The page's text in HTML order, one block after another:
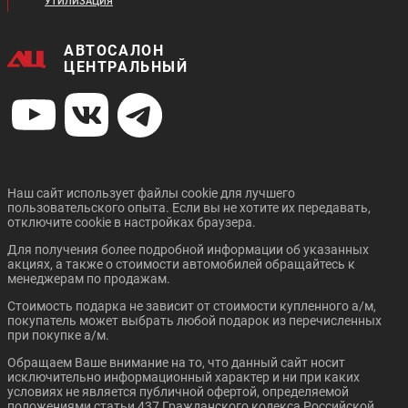
Цена от:
1 573 410 ₽
FORD FIESTA СЕДАН
Цена от:
584 910 ₽
В кредит от:
FORD FOCUS СЕДАН
Цена от:
770 310 ₽
В кредит от:
АВТОСАЛОН
ЦЕНТРАЛЬНЫЙ
Наш сайт использует файлы cookie для лучшего
пользовательского опыта. Если вы не хотите их передавать,
отключите cookie в настройках браузера.
Для получения более подробной информации об указанных
акциях, а также о стоимости автомобилей обращайтесь к
менеджерам по продажам.
Стоимость подарка не зависит от стоимости купленного а/м,
покупатель может выбрать любой подарок из перечисленных
при покупке а/м.
Обращаем Ваше внимание на то, что данный сайт носит
исключительно информационный характер и ни при каких
условиях не является публичной офертой, определяемой